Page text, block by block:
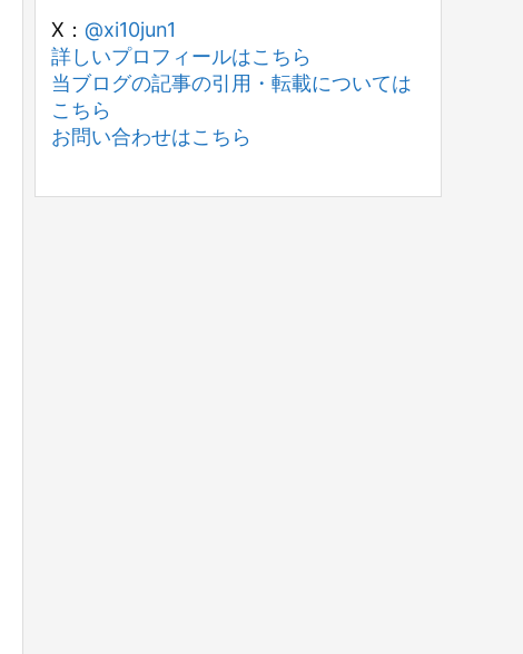
X： @xi10jun1
詳しいプロフィールはこちら
当ブログの記事の引用・転載については
こちら
お問い合わせはこちら